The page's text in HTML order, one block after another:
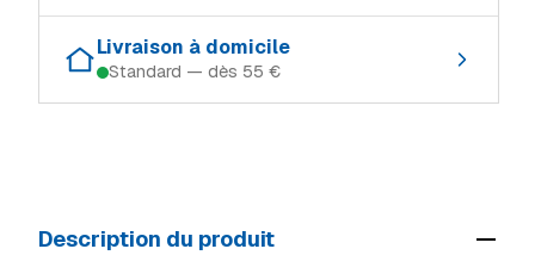
Ingeldorf
Alzingen
Schifflange En stock
Livraison à domicile
Standard — dès 55 €
Livraison volumineux / camion 69 €
Description du produit